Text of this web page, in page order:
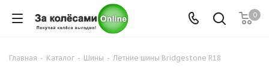
0
Главная - Каталог - Шины - Летние шины Bridgestone R18